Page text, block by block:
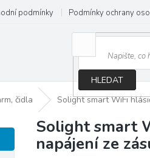
podmínky Podmínky ochrany
HLEDAT
čidla Solight smart WiFi
Solight smart
napájení ze